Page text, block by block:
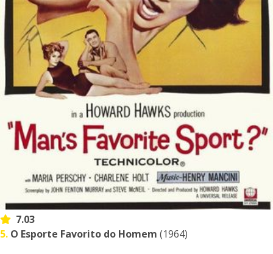
7.03
5. O Esporte Favorito do Homem (1964)